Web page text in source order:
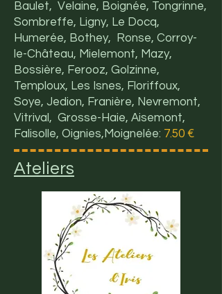
Baulet, Velaine, Boignée, Tongrinne,
Sombreffe, Ligny, Le Docq,
Humerée, Bothey, Ronse, Corroy-
le-Château, Mielemont, Mazy,
Bossière, Ferooz, Golzinne,
Temploux, Les Isnes, Floriffoux,
Soye, Jedion, Franière, Nevremont,
Vitrival, Grosse-Haie, Aisemont,
Falisolle, Oignies,Moignelée: 7.50 €
Ateliers